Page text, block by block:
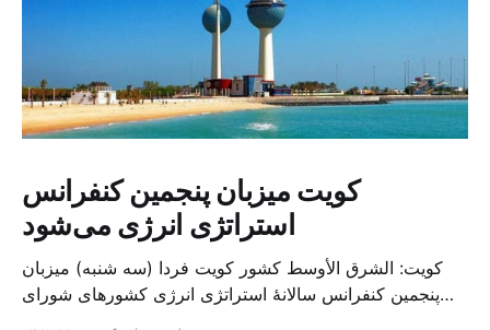
کویت میزبان پنجمین کنفرانس
استراتژی انرژی می‌شود
کویت: الشرق الأوسط کشور کویت فردا (سه شنبه) میزبان
پنجمین کنفرانس سالانهٔ استراتژی انرژی کشورهای شورای